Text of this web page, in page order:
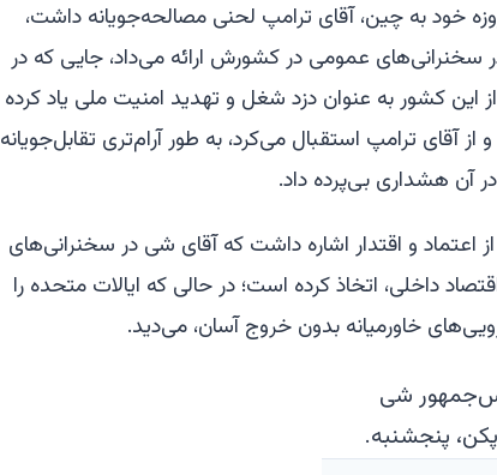
خود به چین، آقای ترامپ لحنی مصالحه‌جویانه داشت،
سخنرانی‌های عمومی در کشورش ارائه می‌داد، جایی که در
کشور به عنوان دزد شغل و تهدید امنیت ملی یاد کرده
آقای ترامپ استقبال می‌کرد، به طور آرام‌تری تقابل‌جویانه
آن هشداری بی‌پرده داد.
و اقتدار اشاره داشت که آقای شی در سخنرانی‌های
داخلی، اتخاذ کرده است؛ در حالی که ایالات متحده را
خاورمیانه بدون خروج آسان، می‌دید.